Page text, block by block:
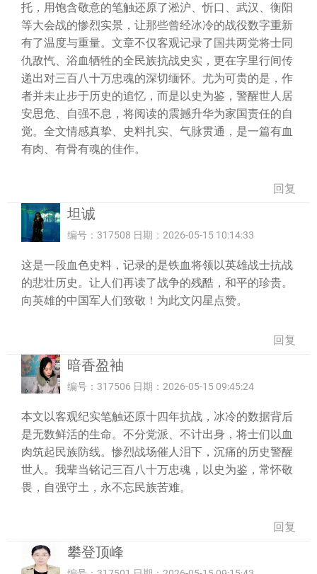
托，用饱含敬意的笔触还原了淞沪、忻口、武汉、衡阳
等大会战的惨烈实景，让那些曾经冰冷的战役数字重新
有了温度与重量。文章不仅客观记录了国共两党将士同
仇敌忾、浴血牺牲的全民族抗战史实，更在字里行间传
递出对三百八十万忠魂的深切缅怀。尤为可贵的是，作
者并未止步于历史的追忆，而是以史为鉴，警醒世人居
安思危、自强不息，将阅读的震撼升华为家国责任的自
觉。全文情感真挚、史料扎实、气脉贯通，是一篇有血
有肉、有骨有魂的佳作。
回复
坦诚
编号：317508 日期：2026-05-15 10:14:33
这是一段血色史料，记录的是铁血将领以英雄战士抗战
的悲壮历史。让人们再读了战争的残酷，和平的珍贵。
向英雄的中国军人们致敬！为此文闪星点赞。
回复
暗香盈袖
编号：317506 日期：2026-05-15 09:45:24
本文以客观纪实笔触还原十四年抗战，冰冷的数据背后
是无数鲜活的生命。不分党派、不计出身，将士们以血
肉筑起民族防线。惨烈战场催人泪下，沉痛的历史警醒
世人。我辈当铭记三百八十万忠魂，以史为鉴，常怀敬
畏，自强守土，永不忘民族苦难。
回复
攀登顶峰